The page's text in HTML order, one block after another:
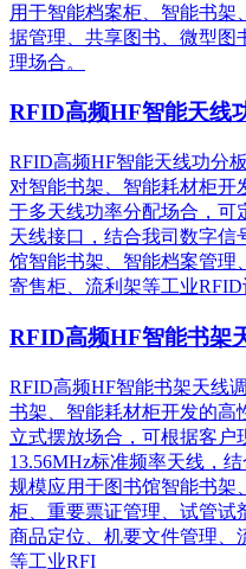
用于智能档案柜、智能书
据管理、共享图书、微型图
理场合。
RFID高频HF智能天线
RFID高频HF智能天线功分
对智能书架、智能耗材柜开
于多天线功率分配场合，可
天线接口，结合我司数字信
馆智能书架、智能档案管理
寄售柜、流利架等工业RFID
RFID高频HF智能书架
RFID高频HF智能书架天线
书架、智能耗材柜开发的高
立式摆放场合，可根据客户
13.56MHz标准频率天线，
规模应用于图书馆智能书架
柜、重要票证管理、试管试
商品定位、机要文件管理、
等工业RFI